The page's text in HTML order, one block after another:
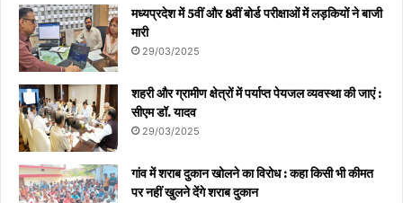
मध्यप्रदेश में 5वीं और 8वीं बोर्ड परीक्षाओं में लड़कियों ने बाजी
मारी
29/03/2025
शहरी और ग्रामीण क्षेत्रों में पर्याप्त पेयजल व्यवस्था की जाएं :
सीएम डॉ. यादव
29/03/2025
गांव में शराब दुकान खोलने का विरोध : कहा किसी भी कीमत
पर नहीं खुलने देंगे शराब दुकान